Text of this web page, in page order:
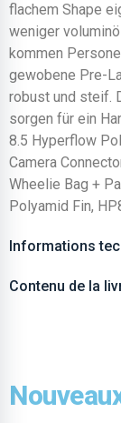
flachem Shape
weniger
kommen
gewobene Pre-
robust und steif.
sorgen für ein
8.5 Hyperflow
Camera
Wheelie Bag +
Polyamid Fin,
Informations
Contenu de la